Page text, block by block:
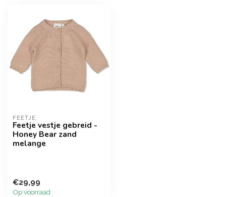
FEETJE
Feetje vestje gebreid -
Honey Bear zand
melange
€29,99
Op voorraad